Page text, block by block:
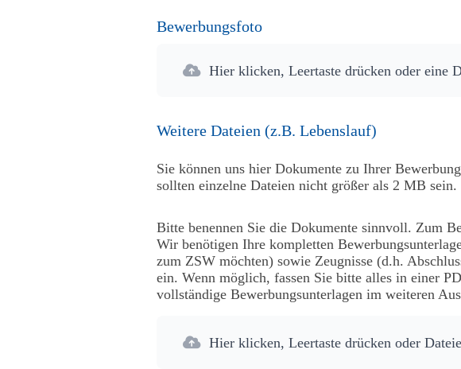
Bewerbungsfoto
Hier klicken, Leertaste drücken oder eine
Weitere Dateien (z.B. Lebenslauf)
Sie können uns hier Dokumente zu Ihrer
sollten einzelne Dateien nicht größer als 2 MB
Bitte benennen Sie die Dokumente sinnvoll. Zum
Wir benötigen Ihre kompletten
zum ZSW möchten) sowie Zeugnisse (d.h.
ein. Wenn möglich, fassen Sie bitte alles in einer
vollständige Bewerbungsunterlagen im weiteren
Hier klicken, Leertaste drücken oder